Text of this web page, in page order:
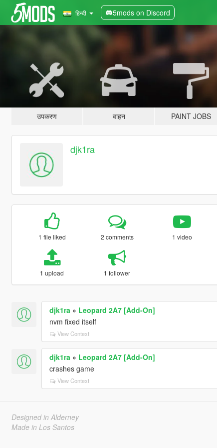
हिन्दी 5mods on Discord
उपकरण वाहन PAINT JOBS
djk1ra
1 file liked 2 comments 1 video
1 upload 1 follower
djk1ra » Leopard 2A7 [Add-On]
nvm fixed itself
View Context
djk1ra » Leopard 2A7 [Add-On]
crashes game
View Context
Designed in Alderney
Made in Los Santos